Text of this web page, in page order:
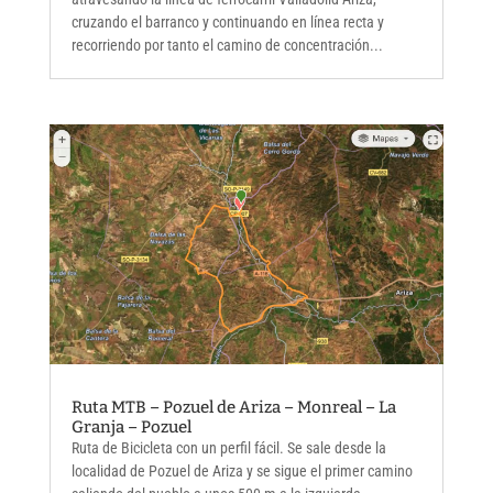
cruzando el barranco y continuando en línea recta y
recorriendo por tanto el camino de concentración...
Ruta MTB – Pozuel de Ariza – Monreal – La
Granja – Pozuel
Ruta de Bicicleta con un perfil fácil. Se sale desde la
localidad de Pozuel de Ariza y se sigue el primer camino